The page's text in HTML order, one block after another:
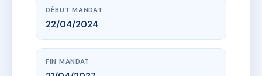
DÉBUT MANDAT
22/04/2024
FIN MANDAT